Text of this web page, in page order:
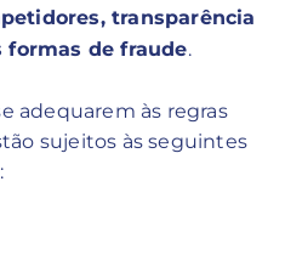
transparência
formas de fraude.
adequarem às regras
sujeitos às seguintes
: